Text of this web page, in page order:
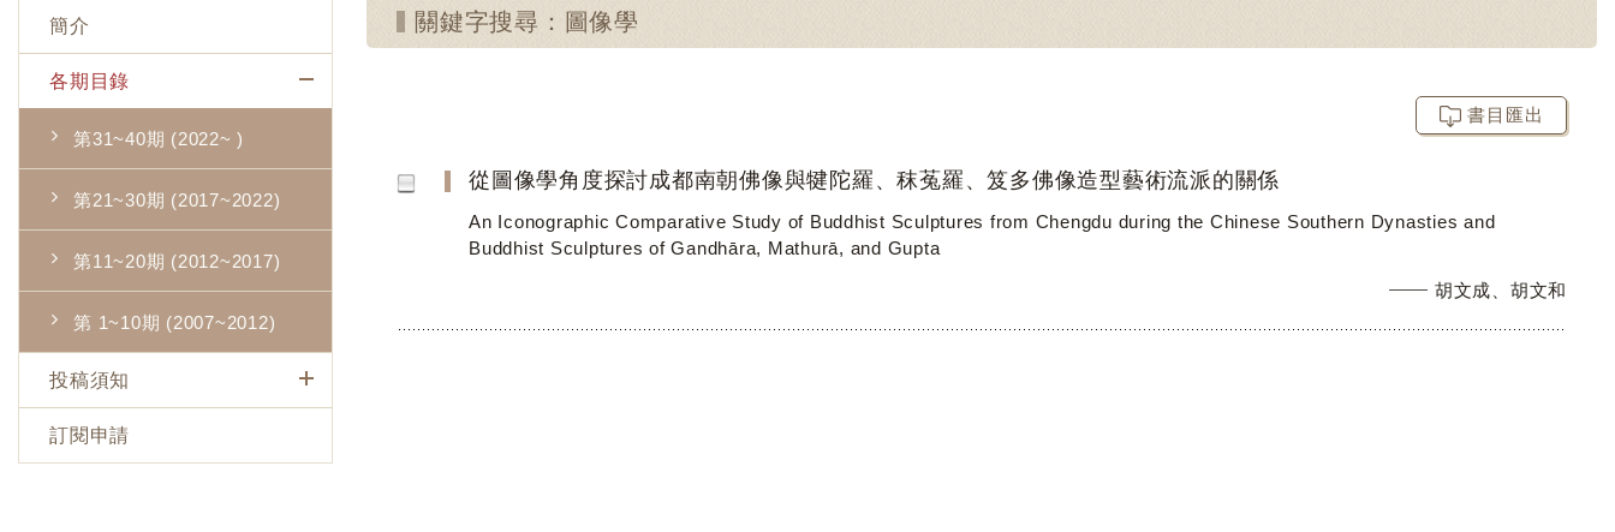
簡介
各期目錄
第31~40期 (2022~ )
第21~30期 (2017~2022)
第11~20期 (2012~2017)
第 1~10期 (2007~2012)
投稿須知
訂閱申請
關鍵字搜尋：圖像學
書目匯出
從圖像學角度探討成都南朝佛像與犍陀羅、秣菟羅、笈多佛像造型藝術流派的關係
An Iconographic Comparative Study of Buddhist Sculptures from Chengdu during the Chinese Southern Dynasties and
Buddhist Sculptures of Gandhāra, Mathurā, and Gupta
胡文成、胡文和